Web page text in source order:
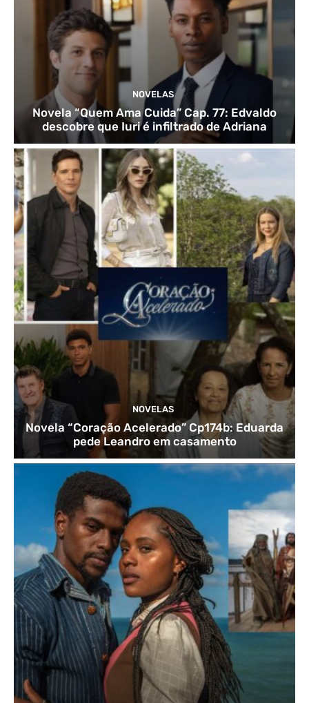
NOVELAS
Novela “Quem Ama Cuida” Cap. 77: Edvaldo
descobre que Iuri é infiltrado de Adriana
NOVELAS
Novela “Coração Acelerado” Cp174b: Eduarda
pede Leandro em casamento